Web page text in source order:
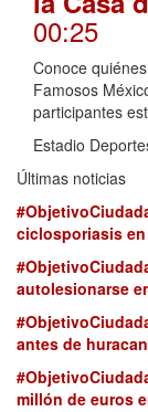
00:25
Conoce
Famosos
participantes
Estadio
Últimas noticias
ciclosporiasis
autolesionarse
antes de
millón de euros